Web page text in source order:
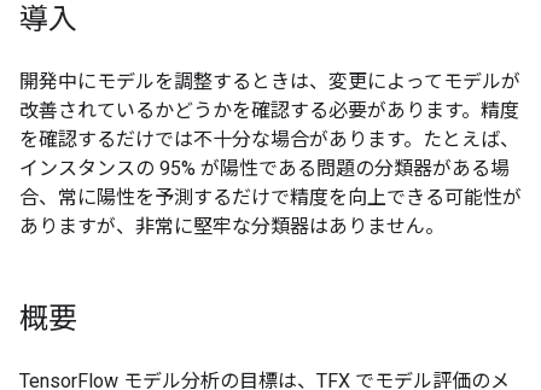
導入
開発中にモデルを調整するときは、変更によってモデルが
改善されているかどうかを確認する必要があります。精度
を確認するだけでは不十分な場合があります。たとえば、
インスタンスの 95% が陽性である問題の分類器がある場
合、常に陽性を予測するだけで精度を向上できる可能性が
ありますが、非常に堅牢な分類器はありません。
概要
TensorFlow モデル分析の目標は、TFX でモデル評価のメ